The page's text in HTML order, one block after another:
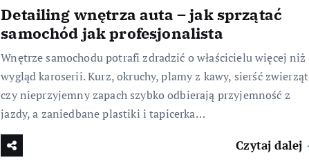
Detailing wnętrza auta – jak sprzątać
samochód jak profesjonalista
Wnętrze samochodu potrafi zdradzić o właścicielu więcej niż
wygląd karoserii. Kurz, okruchy, plamy z kawy, sierść zwierząt
czy nieprzyjemny zapach szybko odbierają przyjemność z
jazdy, a zaniedbane plastiki i tapicerka…
Czytaj dalej